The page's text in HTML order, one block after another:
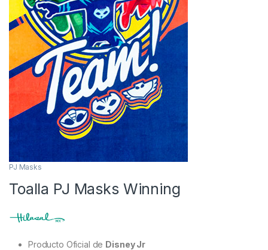
PJ Masks
Toalla PJ Masks Winning
Producto Oficial de Disney Jr